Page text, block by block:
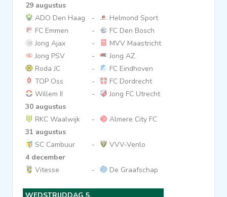
29 augustus
ADO Den Haag
-
Helmond Sport
FC Emmen
-
FC Den Bosch
Jong Ajax
-
MVV Maastricht
Jong PSV
-
Jong AZ
Roda JC
-
FC Eindhoven
TOP Oss
-
FC Dordrecht
Willem II
-
Jong FC Utrecht
30 augustus
RKC Waalwijk
-
Almere City FC
31 augustus
SC Cambuur
-
VVV-Venlo
4 december
Vitesse
- De Graafschap